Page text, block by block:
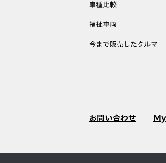
車種比較
福祉車両
今まで販売したクルマ
お問い合わせ